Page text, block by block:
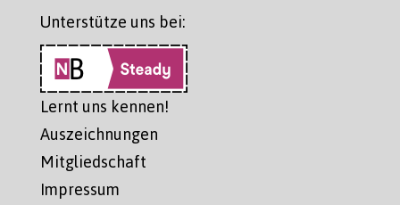
Unterstütze uns bei:
Lernt uns kennen!
Auszeichnungen
Mitgliedschaft
Impressum